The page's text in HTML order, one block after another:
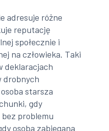
adresuje różne
reputację
społecznie i
na człowieka. Taki
deklaracjach
drobnych
starsza
gdy
problemu
osoba zabiegana